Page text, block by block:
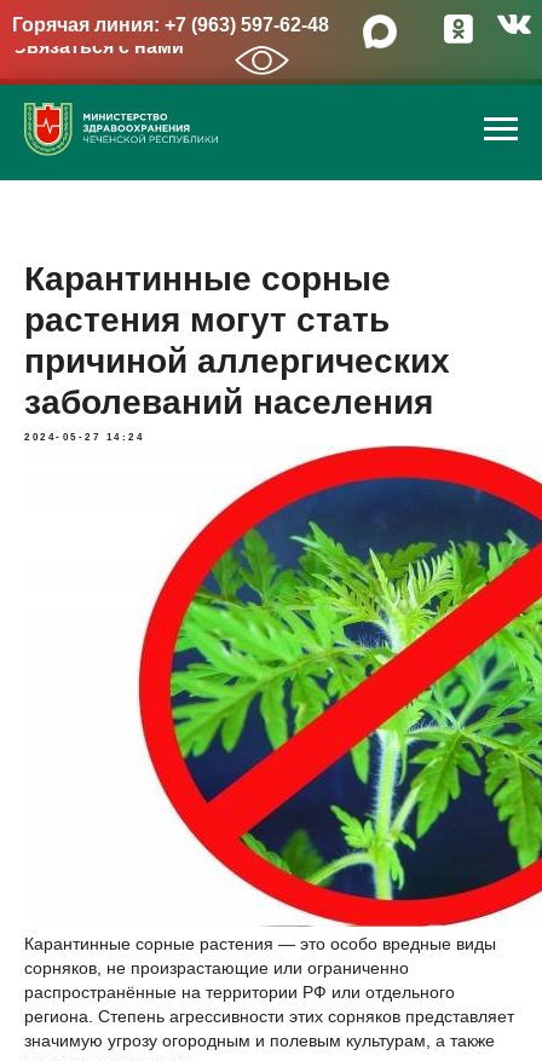
Горячая линия: +7 (963) 597-62-48
Связаться с нами
→
Карантинные сорные
растения могут стать
причиной аллергических
заболеваний населения
2024-05-27 14:24
Карантинные сорные растения — это особо вредные виды
сорняков, не произрастающие или ограниченно
распространённые на территории РФ или отдельного
региона. Степень агрессивности этих сорняков представляет
значимую угрозу огородным и полевым культурам, а также